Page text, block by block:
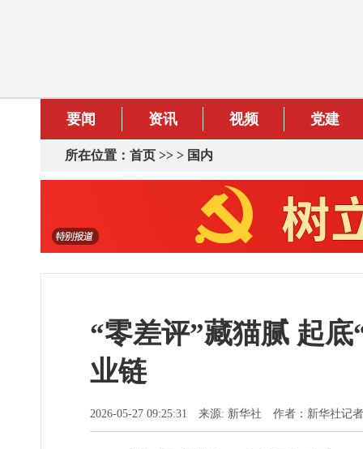
要闻 资讯 视频 党建
所在位置： 首页 >> > 国内
“零差评”藏猫腻 起
业链
2026-05-27 09:25:31 来源: 新华社 作者：新华社记